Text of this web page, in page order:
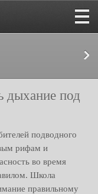
дыхание под
подводного
рифам и
во время
Школа
правильному